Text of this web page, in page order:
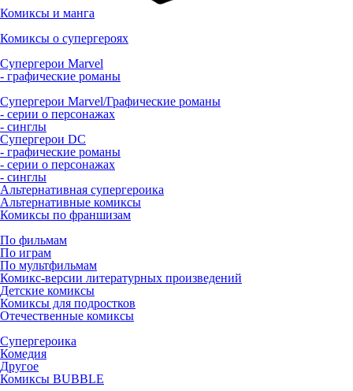
Комиксы и манга
Комиксы о супергероях
Супергерои Marvel
- графические романы
Супергерои Marvel/Графические романы
- серии о персонажах
- синглы
Супергерои DC
- графические романы
- серии о персонажах
- синглы
Альтернативная супергероика
Альтернативные комиксы
Комиксы по франшизам
По фильмам
По играм
По мультфильмам
Комикс-версии литературных произведений
Детские комиксы
Комиксы для подростков
Отечественные комиксы
Супергероика
Комедия
Другое
Комиксы BUBBLE